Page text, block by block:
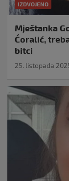
IZDVOJENO
Mještanka
Ćoralić,
bitci
25. listopada